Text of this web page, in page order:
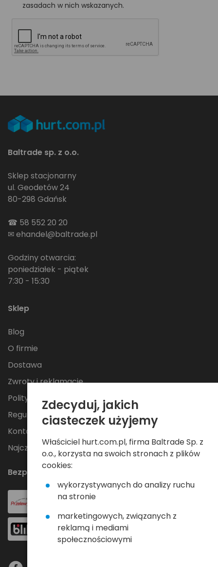
zasadach w nich wskazanych.
Baltrade sp. z o.o.
Sklep stacjonarny
ul. Geodetów 24
80-298 Gdańsk
☎ 58 552 20 20
✉ehandel@baltrade.pl
Godziny otwarcia:
poniedziałek - piątek
7:30 - 15:30
Sklep
Blog
O firmie
Dostawa
Zwroty i reklamacje
Polityka Prywatności
Regulamin
Kontakt
Najczęściej zadawane pytania
Bezpieczne płatności
Zdecyduj, jakich
ciasteczek użyjemy
Właściciel hurt.com.pl, firma Baltrade Sp. z
o.o., korzysta na swoich stronach z plików
cookies:
wykorzystywanych do analizy ruchu
na stronie
marketingowych, związanych z
reklamą i mediami
społecznościowymi